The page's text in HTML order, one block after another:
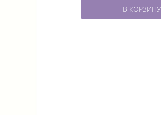
В КОРЗИНУ